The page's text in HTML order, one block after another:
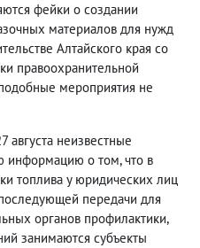
фейки о создании
материалов для нужд
Алтайского края со
правоохранительной
мероприятия не
августа неизвестные
информацию о том, что в
топлива у юридических лиц
передачи для
органов профилактики,
занимаются субъекты